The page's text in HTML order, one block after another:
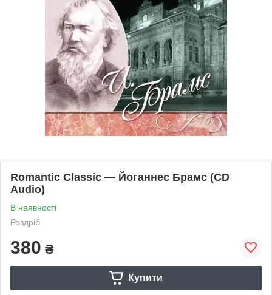
Romantic Classic — Йоганнес Брамс (CD
Audio)
В наявності
Роздріб
380 ₴
Купити